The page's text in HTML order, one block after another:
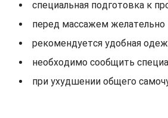
специальная подготовка к
перед массажем желательно
рекомендуется удобная
необходимо сообщить
при ухудшении общего